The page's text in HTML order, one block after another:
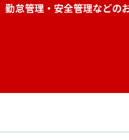
勤怠管理・安全管理などの